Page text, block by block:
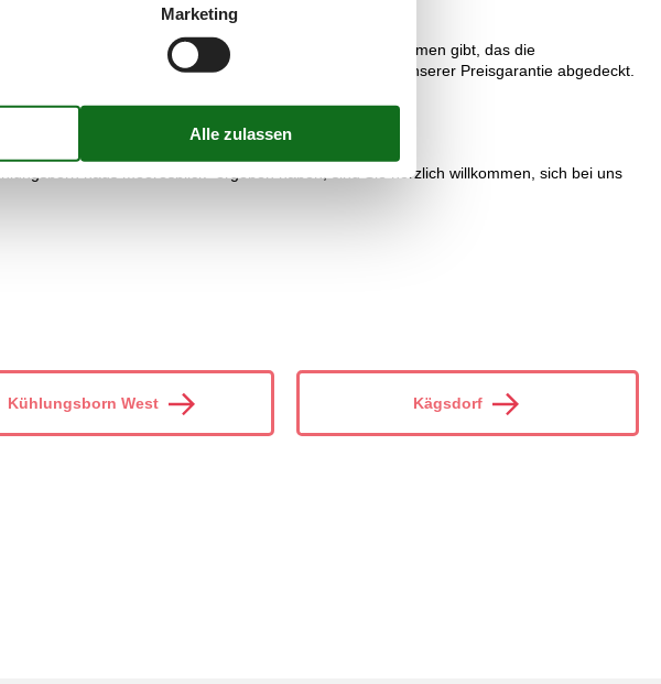
garantieren, dass es kein einziges Vermietungsunternehmen gibt, das die
die mithilfe von Vacasol vermietet werden, sind von unserer Preisgarantie abgedeckt.
vergütet.
haus meeresblick" ergeben haben, sind Sie herzlich willkommen, sich bei uns
Kühlungsborn West Kägsdorf
Marketing